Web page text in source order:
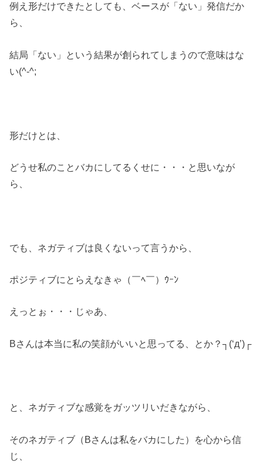
例え形だけできたとしても、ベースが「ない」発信だか
ら、
結局「ない」という結果が創られてしまうので意味はな
い(^-^;
形だけとは、
どうせ私のことバカにしてるくせに・・・と思いなが
ら、
でも、ネガティブは良くないって言うから、
ポジティブにとらえなきゃ（￣ﾍ￣）ｳｰﾝ
えっとぉ・・・じゃあ、
Bさんは本当に私の笑顔がいいと思ってる、とか？┐(‘д’)┌
と、ネガティブな感覚をガッツリいだきながら、
そのネガティブ（Bさんは私をバカにした）を心から信
じ、